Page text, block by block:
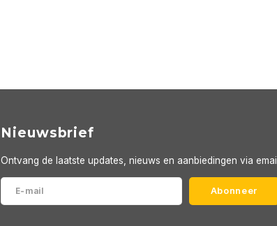
Nieuwsbrief
Ontvang de laatste updates, nieuws en aanbiedingen via email
Abonneer